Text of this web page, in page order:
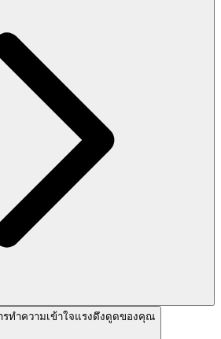
รทำความเข้าใจแรงดึงดูดของคุณ